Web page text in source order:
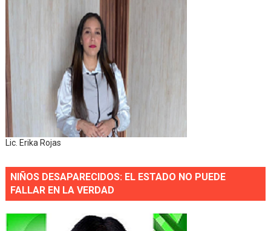
Lic. Erika Rojas
NIÑOS DESAPARECIDOS: EL ESTADO NO PUEDE
FALLAR EN LA VERDAD